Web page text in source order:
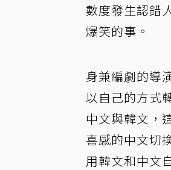
數度發生認錯
爆笑的事。
身兼編劇的導
以自己的方式
中文與韓文，
喜感的中文切
用韓文和中文